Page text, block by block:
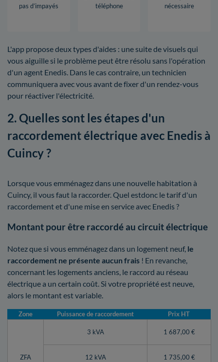
pas d’impayés
téléphone
nécessaire
L'app propose deux types d'aides : une suite de visuels qui
vous aiguille si le problème peut être résolu sans l'opération
d'un agent Enedis. Dans le cas contraire, un technicien
communiquera avec vous avant de fixer d'un rendez-vous
pour réactiver l'électricité.
2. Quelles sont les étapes d'un
raccordement électrique avec Enedis à
Cuincy ?
Lorsque vous emménagez dans une nouvelle habitation à
Cuincy, il vous faut la raccorder. Quel estdonc le tarif d'un
raccordement et d'une mise en service avec Enedis ?
Montant pour être raccordé au circuit électrique
Notez que si vous emménagez dans un logement neuf, le
raccordement ne présente aucun frais ! En revanche,
concernant les logements anciens, le raccord au réseau
électrique a un certain coût. Si votre propriété est neuve,
alors le montant est variable.
Zone Puissance de raccordement Prix HT
ZFA
3 kVA 1 687,00 €
12 kVA 1 735,00 €